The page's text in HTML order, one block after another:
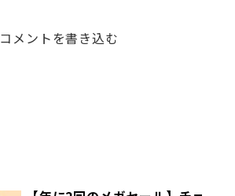
コメントを書き込む